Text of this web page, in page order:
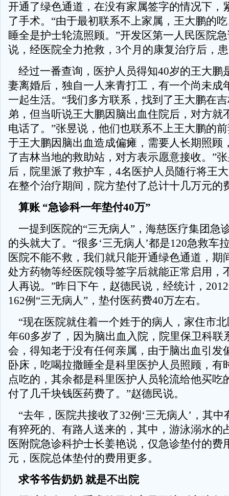
开通了绿色通道，在没有家属签字的情况下，
了手术。“由于最初联系不上家属，王大鹏的
睡全是护士轮流照顾。”开发区第一人民医院
说，经医院全力抢救，3个月的康复治疗后，
经过一番查询，医护人员得知40岁的王大鹏
妻离婚后，独自一人来青打工，有一个尚未成
一起生活。“我们多方联系，找到了王大鹏在
弟，但当听说王大鹏因脑出血住院后，对方就
电话了。”张昱说，他们也联系不上王大鹏的
于王大鹏因脑出血造成偏瘫，需要人长期照顾
了吉林当地的救助站，对方表示愿意接收。”
后，院里派了救护车，4名医护人员随行将王
在整个治疗期间，院方垫付了总计十几万元的
算账 “急诊科一年垫付40万”
一提到医院的“三无病人”，海慈医疗集团急
的头就大了。“很多‘三无病人’都是120急救车
医院不能不救，我们就只能开通绿色通道，期
处方药物等经医院领导签字后就能正常启用，
人再说。”昨日下午，赵德民说，经统计，
162例“三无病人”，垫付医药费40万左右。
“现在医院就住着一个姓于的病人，家住市
年60多岁了，因为脑出血入院，院里保卫科联
会，得知老于没有任何亲属，由于脑出血引发
卧床，吃喝拉撒睡全是科里医护人员照顾，有
点吃的，其余都是科里医护人员轮流给他买吃
付了几千块钱医药费了。”赵德民说。
“去年，医院共接收了32例‘三无病人’，其中
有猝死的、有路人送来的，其中，游泳溺水的
医附院急诊科护士长姜艳说，仅急诊垫付的费
元，医院总体垫付的费用更多。
求爷爷告奶奶 就是不出院